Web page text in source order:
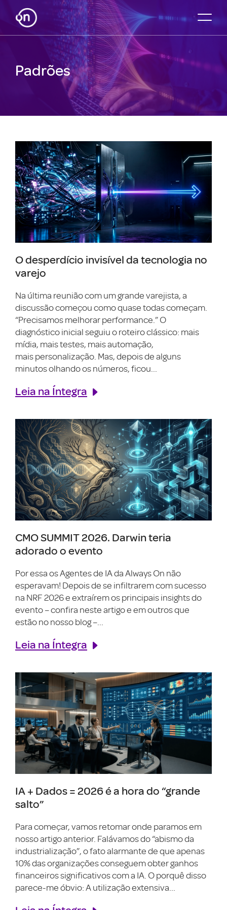
Padrões
O desperdício invisível da tecnologia no
varejo
Na última reunião com um grande varejista, a
discussão começou como quase todas começam.
“Precisamos melhorar performance.” O
diagnóstico inicial seguiu o roteiro clássico: mais
mídia, mais testes, mais automação,
mais personalização. Mas, depois de alguns
minutos olhando os números, ficou...
Leia na Íntegra
CMO SUMMIT 2026. Darwin teria
adorado o evento
Por essa os Agentes de IA da Always On não
esperavam! Depois de se infiltrarem com sucesso
na NRF 2026 e extraírem os principais insights do
evento – confira neste artigo e em outros que
estão no nosso blog –...
Leia na Íntegra
IA + Dados = 2026 é a hora do “grande
salto”
Para começar, vamos retomar onde paramos em
nosso artigo anterior. Falávamos do “abismo da
industrialização”, o fato alarmante de que apenas
10% das organizações conseguem obter ganhos
financeiros significativos com a IA. O porquê disso
parece-me óbvio: A utilização extensiva...